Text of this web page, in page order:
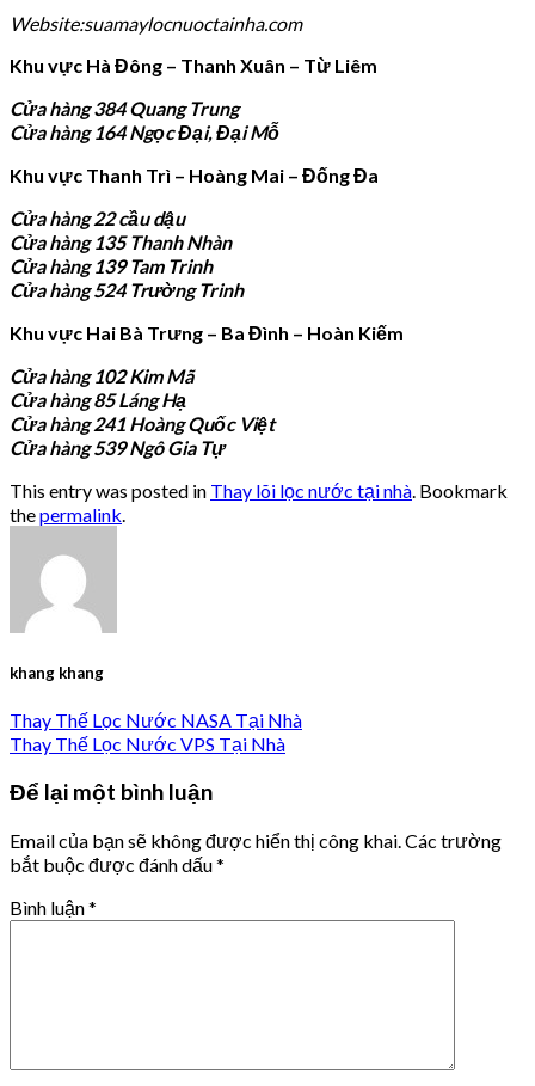
Website:suamaylocnuoctainha.com
Khu vực Hà Đông – Thanh Xuân – Từ Liêm
Cửa hàng 384 Quang Trung
Cửa hàng 164 Ngọc Đại, Đại Mỗ
Khu vực Thanh Trì – Hoàng Mai – Đống Đa
Cửa hàng 22 cầu dậu
Cửa hàng 135 Thanh Nhàn
Cửa hàng 139 Tam Trinh
Cửa hàng 524 Trường Trinh
Khu vực Hai Bà Trưng – Ba Đình – Hoàn Kiếm
Cửa hàng 102 Kim Mã
Cửa hàng 85 Láng Hạ
Cửa hàng 241 Hoàng Quốc Việt
Cửa hàng 539 Ngô Gia Tự
This entry was posted in Thay lõi lọc nước tại nhà . Bookmark
thepermalink
khang khang
Thay Thế Lọc Nước NASA Tại Nhà
Thay Thế Lọc Nước VPS Tại Nhà
Để lại một bình luận
Email của bạn sẽ không được hiển thị công khai. Các trường
bắt buộc được đánh dấu*
Bình luận*